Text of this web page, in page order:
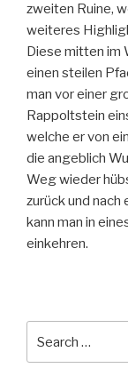
zweiten Ruine,
weiteres
Diese mitten im
einen steilen
man vor einer
Rappoltstein
welche er von
die angeblich
Weg wieder
zurück und nach
kann man in
einkehren.
for: